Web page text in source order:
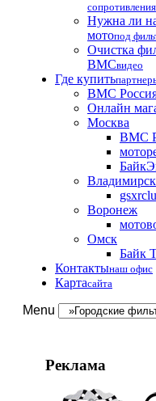
сопротивления
Нужна ли
мотопод
Очистка
BMCвидео
Где купить
BMC
Онлайн
Москва
BMC
Воронеж
Омск
Байк
Контактынаш офис
Картасайта
Menu
Реклама